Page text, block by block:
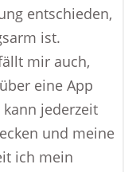
entschieden,
ist.
mir auch,
eine App
jederzeit
und meine
ich mein